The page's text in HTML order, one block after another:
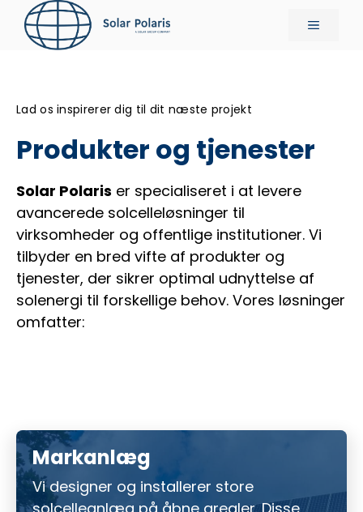
indhold
Menu
Lad os inspirerer dig til dit næste projekt
Produkter og tjenester
Solar Polaris er specialiseret i at levere
avancerede solcelleløsninger til
virksomheder og offentlige institutioner. Vi
tilbyder en bred vifte af produkter og
tjenester, der sikrer optimal udnyttelse af
solenergi til forskellige behov. Vores løsninger
omfatter:
Markanlæg
Vi designer og installerer store